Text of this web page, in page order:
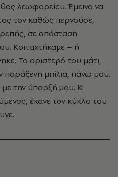
λεωφορείου. Έμεινα να
τον καθώς περνούσε,
σε απόσταση
Κοιταχτήκαμε – ή
Το αριστερό του μάτι,
παράξενη μπίλια, πάνω μου.
την ύπαρξή μου. Κι
έκανε τον κύκλο του